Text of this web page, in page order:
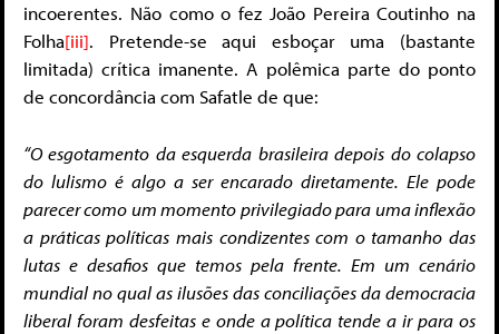
incoerentes. Não como o fez João Pereira Coutinho na
Folha[iii]. Pretende-se aqui esboçar uma (bastante
limitada) crítica imanente. A polêmica parte do ponto
de concordância com Safatle de que:
“O esgotamento da esquerda brasileira depois do colapso
do lulismo é algo a ser encarado diretamente. Ele pode
parecer como um momento privilegiado para uma inflexão
a práticas políticas mais condizentes com o tamanho das
lutas e desafios que temos pela frente. Em um cenário
mundial no qual as ilusões das conciliações da democracia
liberal foram desfeitas e onde a política tende a ir para os